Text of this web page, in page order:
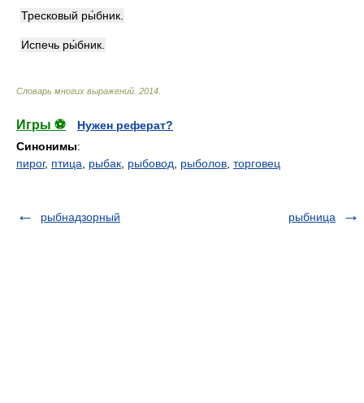
Тресковый ры́бник.
Испечь ры́бник.
Словарь многих выражений 2014
Игры ⚽
Нужен реферат?
Синонимы:
пирог, птица рыбак рыбовод рыболов торговец
рыбнадзорный рыбница